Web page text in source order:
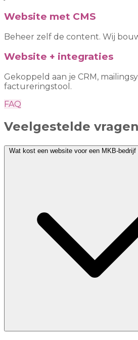
Website met CMS
Beheer zelf de content. Wij
Website + integraties
Gekoppeld aan je CRM,
factureringstool.
FAQ
Veelgestelde vragen
Wat kost een website voor een